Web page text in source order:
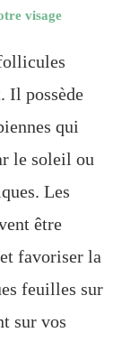
visage
Il possède
qui
le soleil ou
Les
être
favoriser la
feuilles sur
sur vos